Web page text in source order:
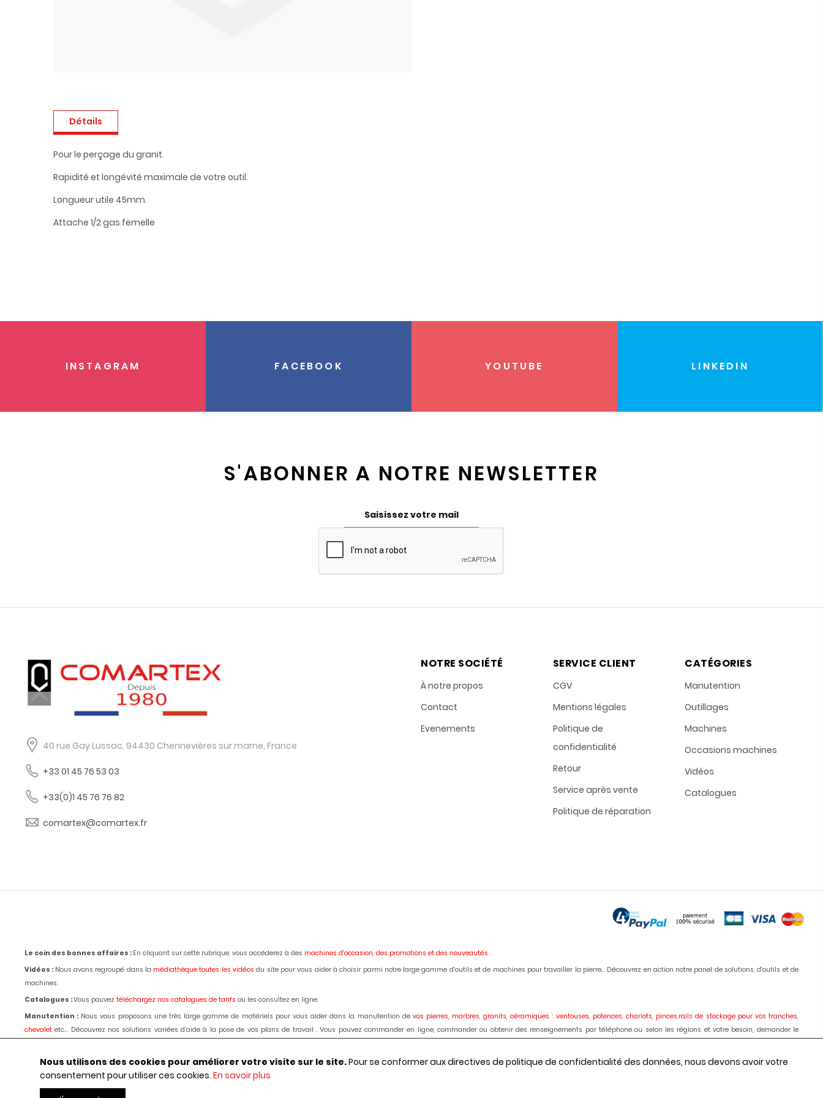
Détails
Pour le perçage du granit.
Rapidité et longévité maximale de votre outil.
Longueur utile 45mm.
Attache 1/2 gas femelle
INSTAGRAM FACEBOOK YOUTUBE LINKEDIN
S'ABONNER A NOTRE NEWSLETTER
40 rue Gay Lussac, 94430 Chennevières sur marne, France
+33 01 45 76 53 03
+33(0)1 45 76 76 82
comartex@comartex.fr
NOTRE SOCIÉTÉ
À notre propos
Contact
Evenements
SERVICE CLIENT
CGV
Mentions légales
Politique de
confidentialité
Retour
Service après vente
Politique de réparation
CATÉGORIES
Manutention
Outillages
Machines
Occasions machines
Vidéos
Catalogues
Le coin des bonnes affaires : En cliquant sur cette rubrique, vous accéderez à des machines d'occasion, des promotions et des nouveautés .
Vidéos : Nous avons regroupé dans la médiathèque toutes les vidéos du site pour vous aider à choisir parmi notre large gamme d'outils et de machines pour travailler la pierre... Découvrez en action notre panel de solutions, d'outils et de
machines.
Catalogues :Vous pouvez téléchargez nos catalogues de tarifs ou les consultez en ligne.
Manutention : Nous vous proposons une très large gamme de matériels pour vous aider dans la manutention de vos pierres, marbres, granits, céramiques : ventouses, potences, chariots, pinces,rails de stockage pour vos tranches,
chevaletetc... Découvrez nos solutions variées d’aide à la pose de vos plans de travail . Vous pouvez commander en ligne, commander ou obtenir des renseignements par téléphone ou selon les régions et votre besoin, demander le
Outillages : Pour la marbrerie de décoration,tronçonnage,polissage, bouchardage des marbres, granits, bétons, céramiques, dekton : disque diamant, forets, fraises, meules, colles, silicones, antitachesetc... Vous pouvez commander en
ligne, commander ou obtenir des renseignements par téléphone ou selon les régions et votre besoin, demander le passage d'un de nos techniciens.
Machines :Pour la marbrerie de décoration, usinage et
Nous utilisons des cookies pour améliorer votre visite sur le site.Pour se conformer aux directives de politique de confidentialité des données, nous devons avoir votre
consentement pour utiliser ces cookies. En savoir plus